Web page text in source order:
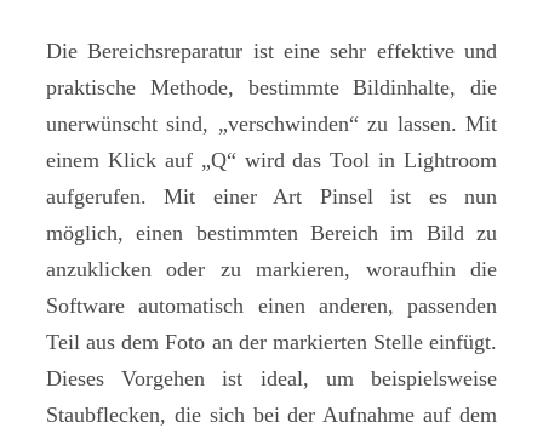
Die Bereichsreparatur ist eine sehr effektive und
praktische Methode, bestimmte Bildinhalte, die
unerwünscht sind, „verschwinden“ zu lassen. Mit
einem Klick auf „Q“ wird das Tool in Lightroom
aufgerufen. Mit einer Art Pinsel ist es nun
möglich, einen bestimmten Bereich im Bild zu
anzuklicken oder zu markieren, woraufhin die
Software automatisch einen anderen, passenden
Teil aus dem Foto an der markierten Stelle einfügt.
Dieses Vorgehen ist ideal, um beispielsweise
Staubflecken, die sich bei der Aufnahme auf dem